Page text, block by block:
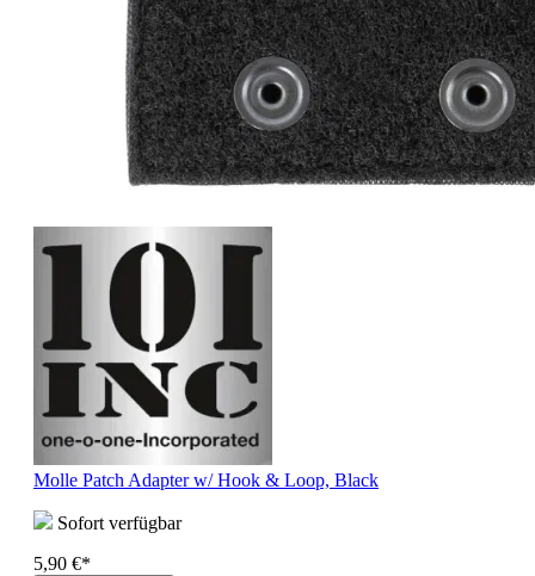
Molle Patch Adapter w/ Hook & Loop, Black
Sofort verfügbar
5,90 €*